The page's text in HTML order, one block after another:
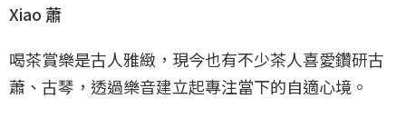
Xiao 蕭
喝茶賞樂是古人雅緻，現今也有不少茶人喜愛鑽研古
蕭、古琴，透過樂音建立起專注當下的自適心境。